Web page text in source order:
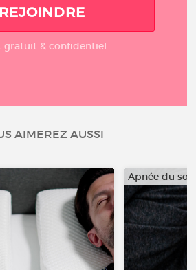
REJOINDRE
gratuit & confidentiel
AIMEREZ AUSSI
Apnée du